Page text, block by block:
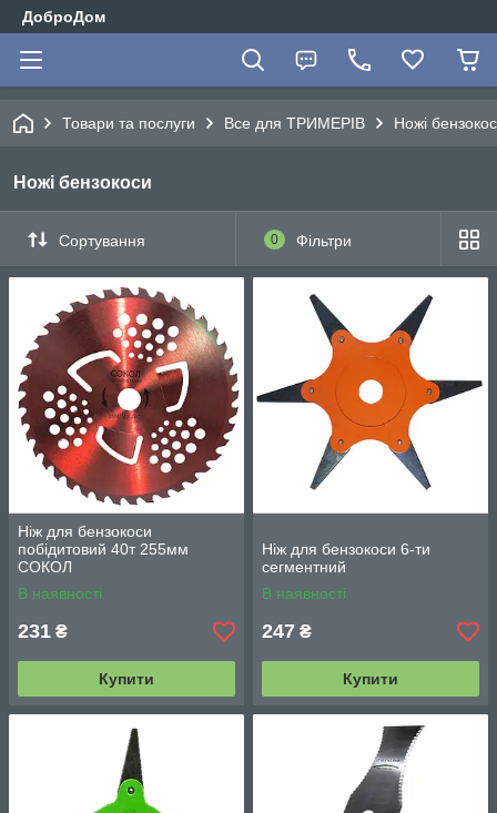
ДоброДом
Товари та послуги Все для ТРИМЕРІВ Ножі
Ножі бензокоси
Сортування 0 Фільтри
Ніж для бензокоси
побідитовий 40т 255мм
СОКОЛ
В наявності
231 ₴
Купити
Ніж для бензокоси 6-ти
сегментний
В наявності
247 ₴
Купити